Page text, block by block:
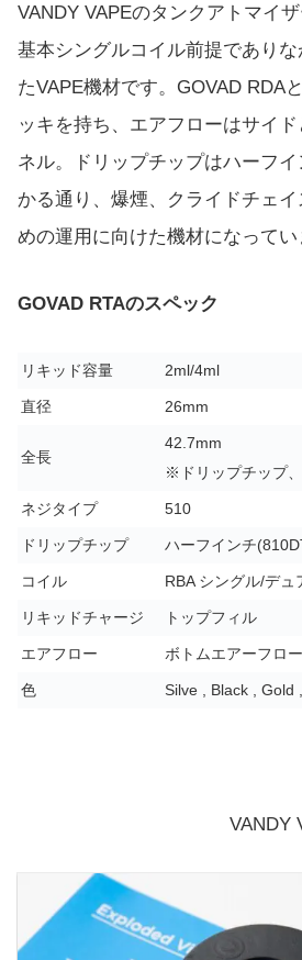
VANDY VAPEのタンクアトマイ
基本シングルコイル前提であり
たVAPE機材です。GOVAD RDA
ッキを持ち、エアフローはサイ
ネル。ドリップチップはハーフ
かる通り、爆煙、クライドチェ
めの運用に向けた機材になってい
GOVAD RTAのスペック
リキッド容量 2ml/4ml
直径 26mm
全長
42.7mm
※ドリップチップ
ネジタイプ 510
ドリップチップ ハーフインチ
コイル RBA シングル/デュ
リキッドチャージ トップフィル
エアフロー ボトムエアーフロー
色 Silve , Black , Gold
VANDY